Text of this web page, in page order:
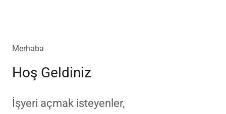
Merhaba
Hoş Geldiniz
İşyeri açmak isteyenler,